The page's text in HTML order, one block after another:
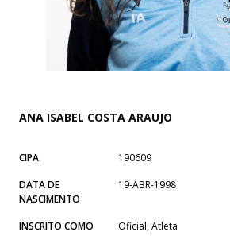
ANA ISABEL COSTA ARAUJO
CIPA
190609
DATA DE
NASCIMENTO
19-ABR-1998
INSCRITO COMO Oficial, Atleta